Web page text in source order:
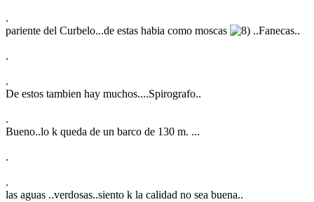
.
pariente del Curbelo...de estas habia como moscas
..Fanecas..
.
.
De estos tambien hay muchos....Spirografo..
.
Bueno..lo k queda de un barco de 130 m. ...
.
.
las aguas ..verdosas..siento k la calidad no sea buena..